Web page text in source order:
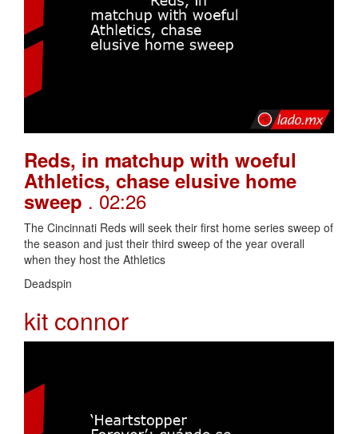
Reds, in matchup with woeful
Athletics, chase elusive home
sweep . 02:26
The Cincinnati Reds will seek their first home series sweep of
the season and just their third sweep of the year overall
when they host the Athletics
Deadspin
kit connor